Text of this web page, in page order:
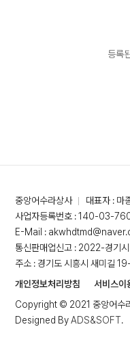
등록
중앙어수라상사
대표자 : 마
사업자등록번호 : 140-03-
E-Mail :
통신판매업신고 : 2022-경기
주소 : 경기도 시흥시 새미길
개인정보처리방침
서비스이
Copyright © 2021 중앙어수
Designed ByADS&SOFT.